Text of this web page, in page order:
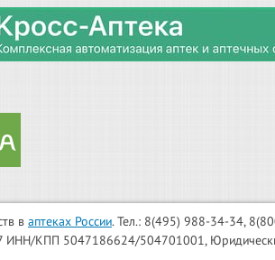
в аптеках России. Тел.: 8(495) 988-34-34,
КПП 5047186624/504701001,